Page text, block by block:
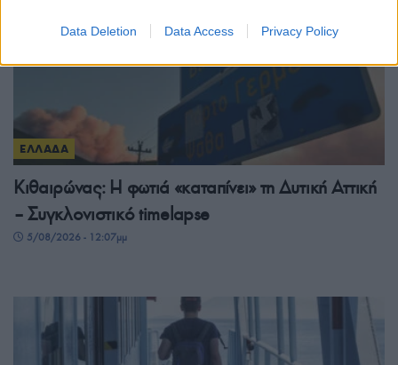
Data Deletion Data Access Privacy Policy
ΕΛΛΑΔΑ
Κιθαιρώνας: Η φωτιά «καταπίνει» τη Δυτική Αττική
– Συγκλονιστικό timelapse
5/08/2026 - 12:07μμ